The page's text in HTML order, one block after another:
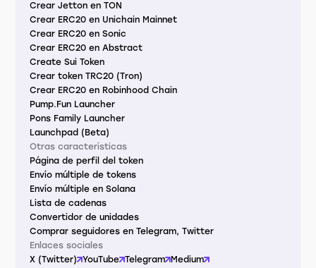
Crear Jetton en TON
Crear ERC20 en Unichain Mainnet
Crear ERC20 en Sonic
Crear ERC20 en Abstract
Create Sui Token
Crear token TRC20 (Tron)
Crear ERC20 en Robinhood Chain
Pump.Fun Launcher
Pons Family Launcher
Launchpad (Beta)
Otras características
Página de perfil del token
Envío múltiple de tokens
Envío múltiple en Solana
Lista de cadenas
Convertidor de unidades
Comprar seguidores en Telegram, Twitter
Enlaces sociales
X (Twitter) YouTube Telegram
Medium